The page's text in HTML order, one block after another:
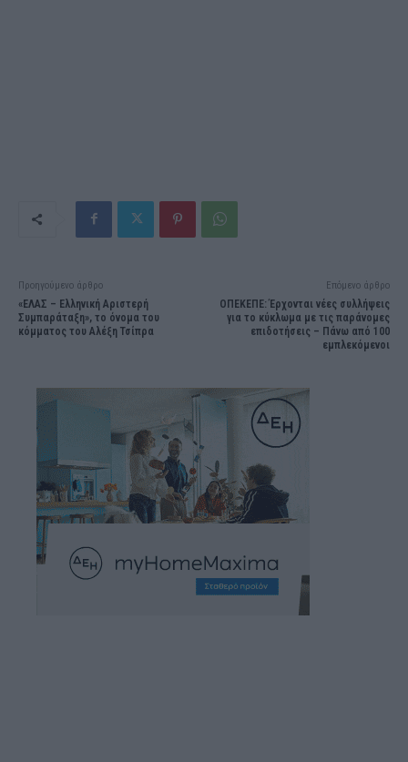
Προηγούμενο άρθρο
«ΕΛΑΣ – Ελληνική Αριστερή
Συμπαράταξη», το όνομα του
κόμματος του Αλέξη Τσίπρα
Επόμενο άρθρο
ΟΠΕΚΕΠΕ: Έρχονται νέες συλλήψεις
για το κύκλωμα με τις παράνομες
επιδοτήσεις – Πάνω από 100
εμπλεκόμενοι